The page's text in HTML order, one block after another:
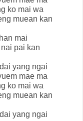
ko mai wa
muean kan
mai
pai kan
yang ngai
mae ma
ko mai wa
muean kan
yang ngai